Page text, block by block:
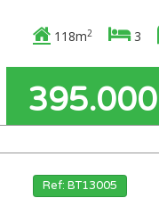
118m2 3
Ref: BT13005